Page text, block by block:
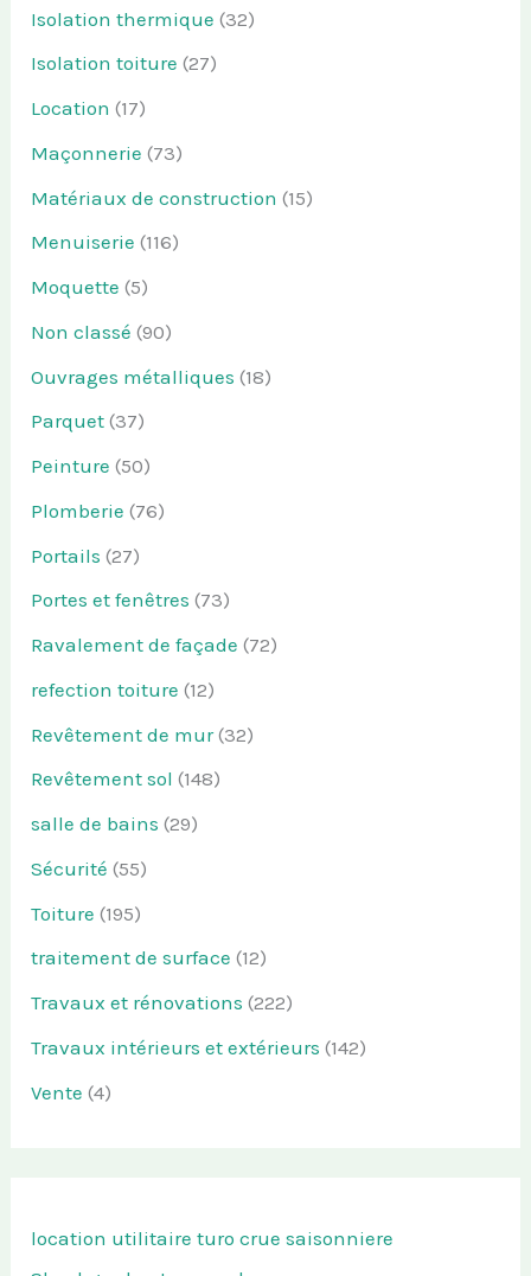
Isolation thermique (32)
Isolation toiture (27)
Location (17)
Maçonnerie (73)
Matériaux de construction (15)
Menuiserie (116)
Moquette (5)
Non classé (90)
Ouvrages métalliques (18)
Parquet (37)
Peinture (50)
Plomberie (76)
Portails (27)
Portes et fenêtres (73)
Ravalement de façade (72)
refection toiture (12)
Revêtement de mur(32)
Revêtement sol (148)
salle de bains (29)
Sécurité (55)
Toiture (195)
traitement de surface (12)
Travaux et rénovations (222)
Travaux intérieurs et extérieurs (142)
Vente (4)
location utilitaire turo crue saisonniere